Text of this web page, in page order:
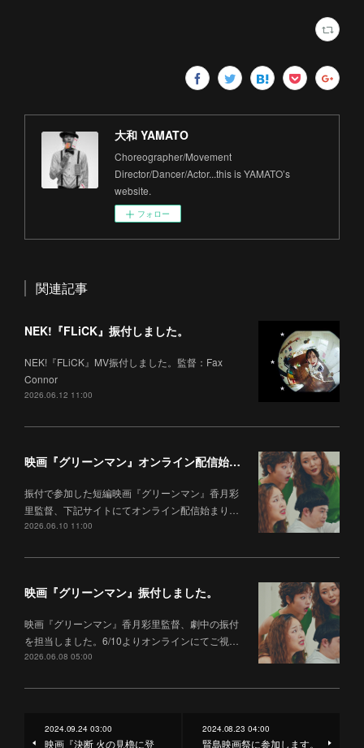
大和 YAMATO
Choreographer/Movement
Director/Dancer/Actor...this is YAMATO’s
website.
フォロー
関連記事
NEK!『FLiCK』振付しました。
NEK!『FLiCK』MV振付しました。監督：Fax
Connor
2026.06.12 11:00
映画『グリーンマン』オンライン配信始まりました。
振付で参加した短編映画『グリーンマン』香月彩
里監督、下記サイトにてオンライン配信始まり…
2026.06.10 11:00
映画『グリーンマン』振付しました。
映画『グリーンマン』香月彩里監督、劇中の振付
を担当しました。6/10よりオンラインにてご視…
2026.06.08 05:00
2024.09.24 03:00
映画『決断 火の見櫓に登
2024.08.23 04:00
賢島映画祭に参加します。